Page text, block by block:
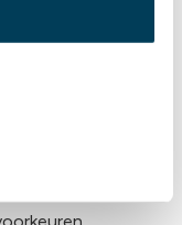
de nacht. De
Allure matras